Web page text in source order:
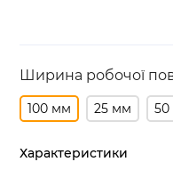
Ширина робочої
100 мм 25 мм
Характеристики